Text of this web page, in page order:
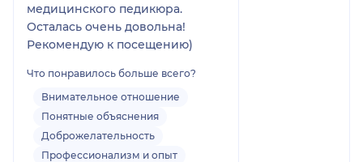
медицинского педикюра.
Осталась очень довольна!
Рекомендую к посещению)
Что понравилось больше всего?
Внимательное отношение
Понятные объяснения
Доброжелательность
Профессионализм и опыт